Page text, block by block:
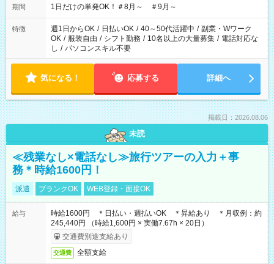
期間 1日だけの単発OK！＃8月～ ＃9月～
特徴 週1日からOK / 日払いOK / 40～50代活躍中 / 副業・Wワーク
OK / 服装自由 / シフト勤務 / 10名以上の大量募集 / 電話対応な
し / パソコンスキル不要
気になる！ 応募する 詳細へ
掲載日：2026.08.06
未読
≪残業なし×電話なし≫旅行ツアーの入力＋事
務＊時給1600円！
派遣 ブランクOK WEB登録・面接OK
給与
時給1600円 ＊日払い・週払いOK ＊昇給あり ＊月収例：約
245,440円 （時給1,600円 × 実働7.67h × 20日）
交通費別途支給あり
交通費 全額支給